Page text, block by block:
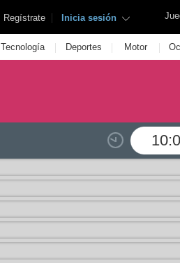
Regístrate | Inicia sesión
Tecnología | Deportes | Motor |